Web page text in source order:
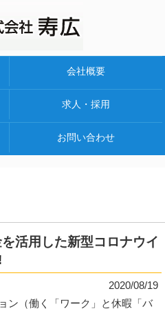
会社概要
求人・採用
お問い合わせ
活用した新型コロナウイ
2020/08/19
ン（働く「ワーク」と休暇「バ